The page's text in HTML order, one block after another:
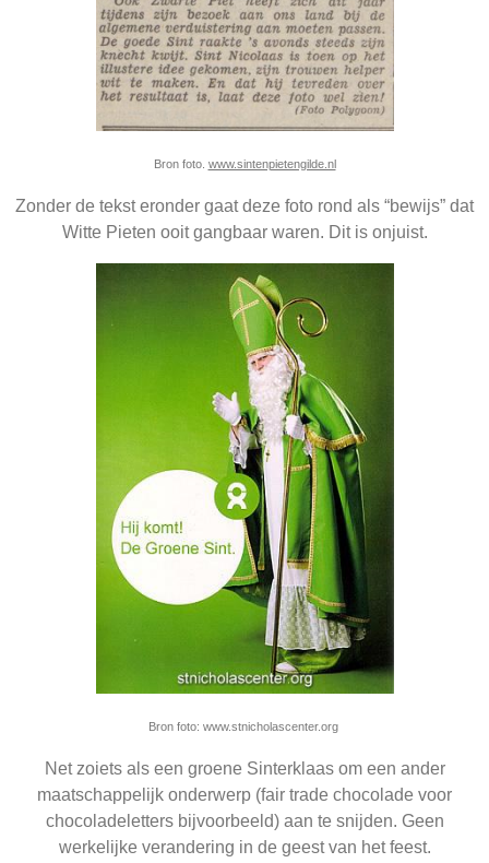
Bron foto. www.sintenpietengilde.nl
Zonder de tekst eronder gaat deze foto rond als “bewijs” dat
Witte Pieten ooit gangbaar waren. Dit is onjuist.
Bron foto: www.stnicholascenter.org
Net zoiets als een groene Sinterklaas om een ander
maatschappelijk onderwerp (fair trade chocolade voor
chocoladeletters bijvoorbeeld) aan te snijden. Geen
werkelijke verandering in de geest van het feest.